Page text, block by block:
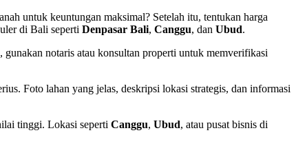
untuk keuntungan maksimal? Setelah itu, tentukan harga
di Bali seperti Denpasar Bali, Canggu, dan Ubud.
notaris atau konsultan properti untuk memverifikasi
Foto lahan yang jelas, deskripsi lokasi strategis, dan informasi
tinggi. Lokasi seperti Canggu, Ubud, atau pusat bisnis di